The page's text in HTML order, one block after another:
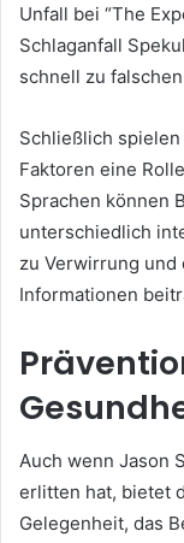
Unfall bei “The
Schlaganfall
schnell zu
Schließlich
Faktoren eine
Sprachen können
unterschiedlich
zu Verwirrung
Informationen
Auch wenn Jason
erlitten hat, bietet
Gelegenheit, das